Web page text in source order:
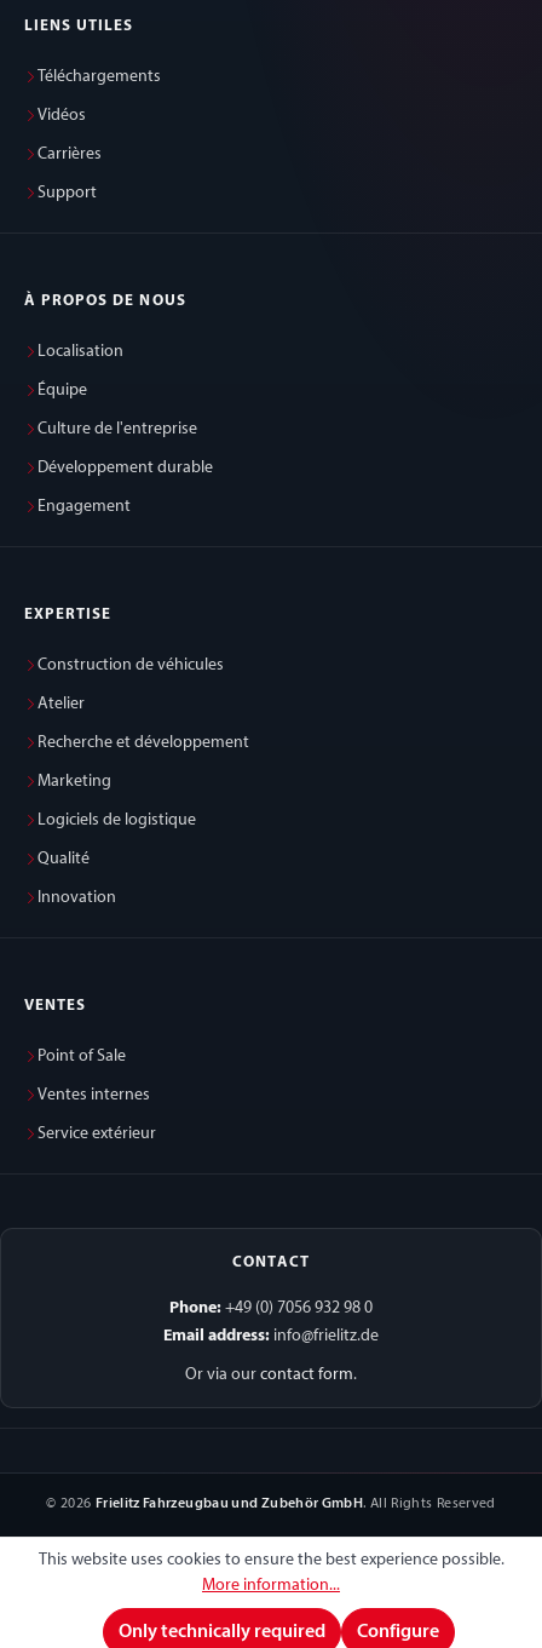
LIENS UTILES
Téléchargements
Vidéos
Carrières
Support
À PROPOS DE NOUS
Localisation
Équipe
Culture de l'entreprise
Développement durable
Engagement
EXPERTISE
Construction de véhicules
Atelier
Recherche et développement
Marketing
Logiciels de logistique
Qualité
Innovation
VENTES
Point of Sale
Ventes internes
Service extérieur
CONTACT
Phone: +49 (0) 7056 932 98 0
Email address: info@frielitz.de
Or via our contact form.
© 2026 Frielitz Fahrzeugbau und Zubehör GmbH. All Rights Reserved
This website uses cookies to ensure the best experience possible.
More information...
Only technically required Configure